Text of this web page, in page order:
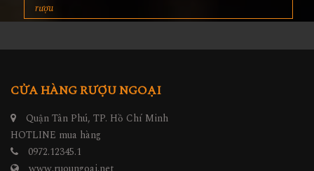
rượu
CỬA HÀNG RƯỢU NGOẠI
Quận Tân Phú, TP. Hồ Chí Minh
HOTLINE mua hàng
0972.12345.1